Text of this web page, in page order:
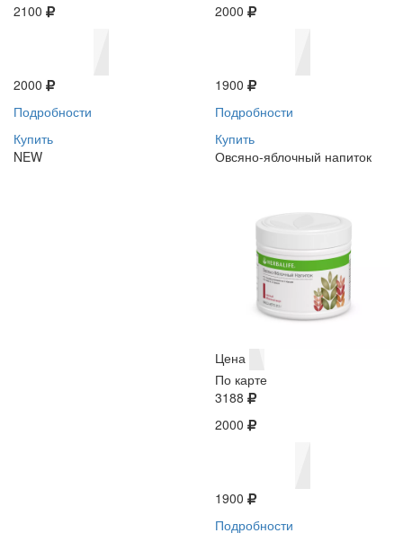
2100
2000
Подробности
Купить
NEW
2000
1900
Подробности
Купить
Овсяно-яблочный напиток
Цена
По карте
3188
2000
1900
Подробности